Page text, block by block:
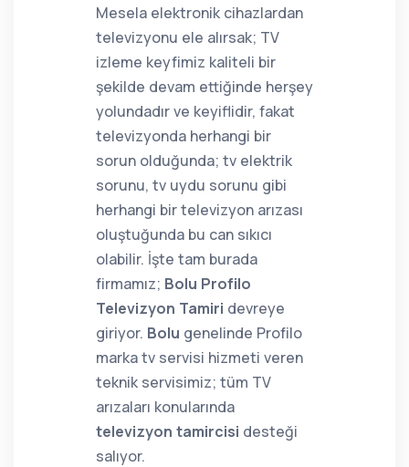
Mesela elektronik cihazlardan
televizyonu ele alırsak; TV
izleme keyfimiz kaliteli bir
şekilde devam ettiğinde herşey
yolundadır ve keyiflidir, fakat
televizyonda herhangi bir
sorun olduğunda; tv elektrik
sorunu, tv uydu sorunu gibi
herhangi bir televizyon arızası
oluştuğunda bu can sıkıcı
olabilir. İşte tam burada
firmamız; Bolu Profilo
Televizyon Tamiri devreye
giriyor. Bolu genelinde Profilo
marka tv servisi hizmeti veren
teknik servisimiz; tüm TV
arızaları konularında
televizyon tamircisi desteği
salıyor.